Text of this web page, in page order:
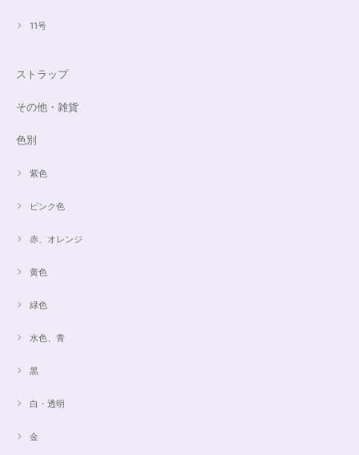
11号
ストラップ
その他・雑貨
色別
紫色
ピンク色
赤、オレンジ
黄色
緑色
水色、青
黒
白・透明
金